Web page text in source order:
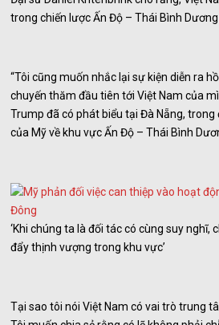
trong chiến lược Ấn Độ – Thái Bình Dương
“Tôi cũng muốn nhắc lại sự kiện diễn ra
chuyến thăm đầu tiên tới Việt Nam của
Trump đã có phát biểu tại Đà Nẵng,
của Mỹ về khu vực Ấn Độ – Thái Bình
‘Khi chúng ta là đối tác có cùng suy nghĩ,
đẩy thịnh vượng trong khu vực’
Tại sao tôi nói Việt Nam có vai trò trung